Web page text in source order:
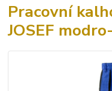
Pracovní
JOSEF